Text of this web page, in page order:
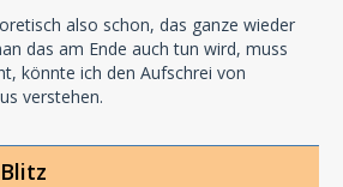
also schon, das ganze wieder
das am Ende auch tun wird, muss
könnte ich den Aufschrei von
verstehen.